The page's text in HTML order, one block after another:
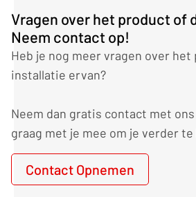
Vragen over het product of
Neem contact op!
Heb je nog meer vragen over
installatie ervan?
Neem dan gratis contact met
graag met je mee om je verder te
Contact Opnemen